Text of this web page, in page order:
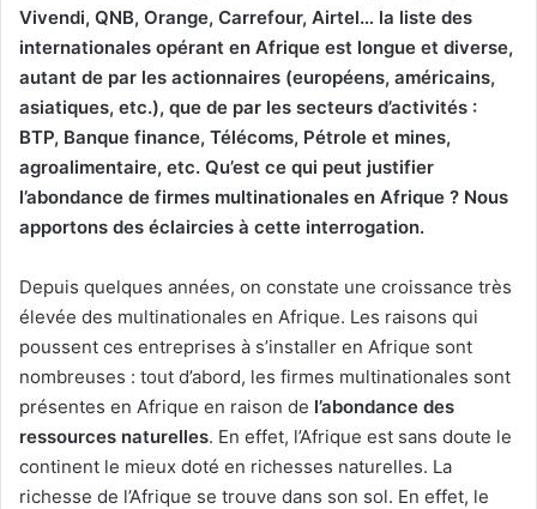
Vivendi, QNB, Orange, Carrefour, Airtel… la liste des
internationales opérant en Afrique est longue et diverse,
autant de par les actionnaires (européens, américains,
asiatiques, etc.), que de par les secteurs d’activités :
BTP, Banque finance, Télécoms, Pétrole et mines,
agroalimentaire, etc. Qu’est ce qui peut justifier
l’abondance de firmes multinationales en Afrique ? Nous
apportons des éclaircies à cette interrogation.
Depuis quelques années, on constate une croissance très
élevée des multinationales en Afrique. Les raisons qui
poussent ces entreprises à s’installer en Afrique sont
nombreuses : tout d’abord, les firmes multinationales sont
présentes en Afrique en raison de l’abondance des
ressources naturelles. En effet, l’Afrique est sans doute le
continent le mieux doté en richesses naturelles. La
richesse de l’Afrique se trouve dans son sol. En effet, le